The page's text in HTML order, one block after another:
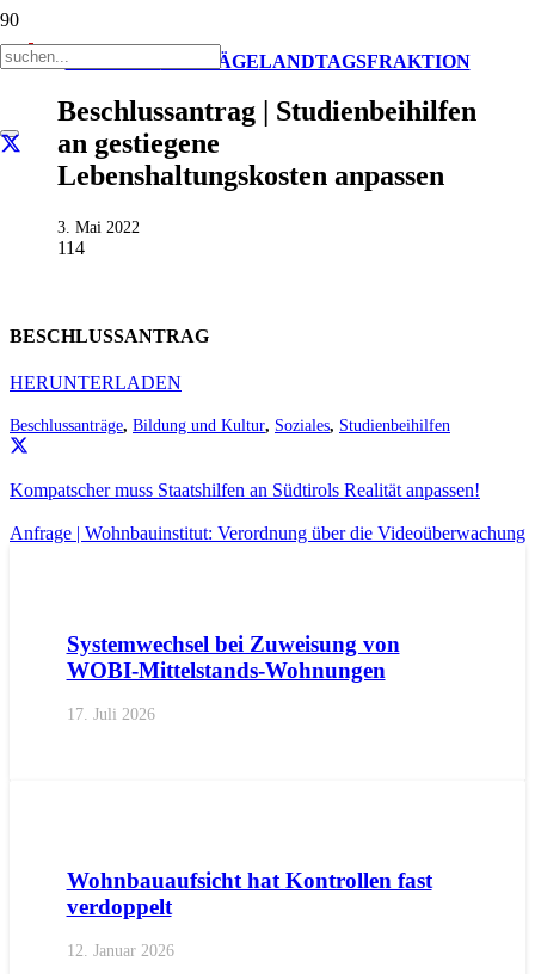
AKTUELL ANTRÄGELANDTAGSFRAKTION
Beschlussantrag | Studienbeihilfen
an gestiegene
Lebenshaltungskosten anpassen
3. Mai 2022
114
BESCHLUSSANTRAG
HERUNTERLADEN
Beschlussanträge, Bildung und Kultur, Soziales, Studienbeihilfen
Kompatscher muss Staatshilfen an Südtirols Realität anpassen!
Anfrage | Wohnbauinstitut: Verordnung über die Videoüberwachung
Systemwechsel bei Zuweisung von
WOBI-Mittelstands-Wohnungen
17. Juli 2026
Wohnbauaufsicht hat Kontrollen fast
verdoppelt
12. Januar 2026